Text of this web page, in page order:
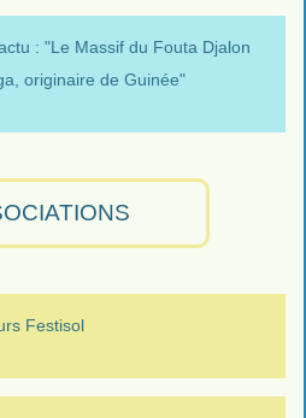
: "Le Massif du Fouta Djalon
originaire de Guinée"
Festisol